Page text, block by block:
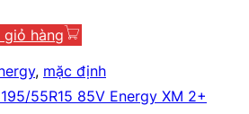
giỏ hàng
, mặc định
55R15 85V Energy XM 2+